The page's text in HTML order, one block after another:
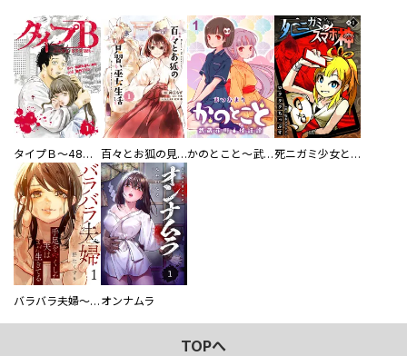
タイプＢ～48時間後、致死率100％～【単話】 百々とお狐の見習い巫女生活【単行本版】 かのとこと～武蔵花町怪話譚～ 【連載版】 死ニガミ少女とスマホ神
バラバラ夫婦～手足をなくした夫はまだ生きてる オンナムラ
TOPへ